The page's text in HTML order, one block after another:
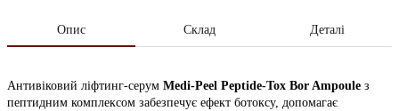
Опис Склад Деталі
Антивіковий ліфтинг-серум Medi-Peel Peptide-Tox Bor Ampoule з
пептидним комплексом забезпечує ефект ботоксу, допомагає